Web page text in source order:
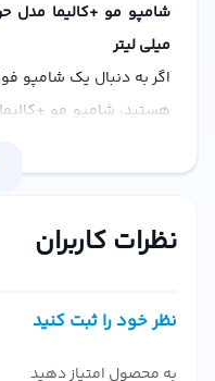
میلی لیتر
اگر به دنبال یک شامپو
هستید، شامپو مو
اینترنتی محبوب و معتبر
+کالیما شامپو مدل
حفظ می کند. این شامپو
نظرات کاربران
نظر خود را ثبت کنید
به محصول امتیاز دهید